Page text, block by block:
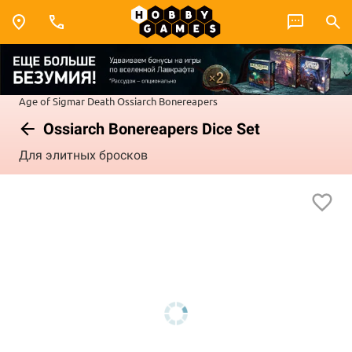
Age of Sigmar DeathOssiarch Bonereapers
Ossiarch Bonereapers Dice Set
Для элитных бросков